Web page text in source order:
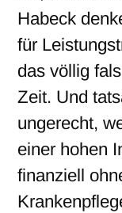
Habeck
für
das völlig
Zeit. Und
ungerecht,
einer hohen
finanziell